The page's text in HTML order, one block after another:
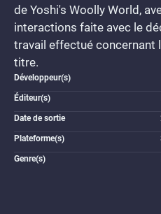
de Yoshi's Woolly World,
interactions faite avec le
travail effectué concernant
titre.
Développeur(s)
Éditeur(s)
Date de sortie
Plateforme(s)
Genre(s)